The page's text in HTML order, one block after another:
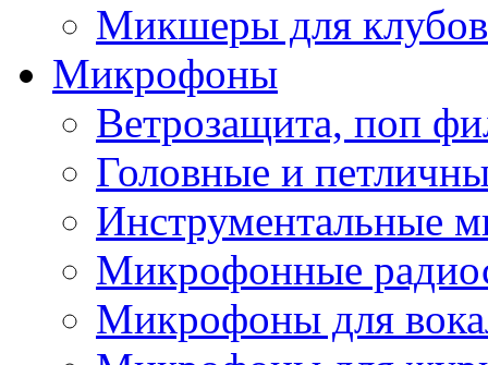
Микшеры для клубов
Микрофоны
Ветрозащита, поп
Головные и
Инструментальные
Микрофонные
Микрофоны для